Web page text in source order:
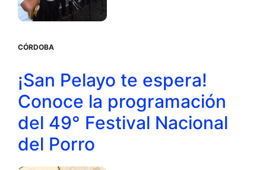
CÓRDOBA
¡San Pelayo te espera!
Conoce la programación
del 49° Festival Nacional
del Porro